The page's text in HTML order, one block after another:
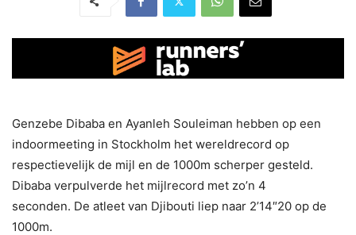
Genzebe Dibaba en Ayanleh Souleiman hebben op een
indoormeeting in Stockholm het wereldrecord op
respectievelijk de mijl en de 1000m scherper gesteld.
Dibaba verpulverde het mijlrecord met zo’n 4
seconden. De atleet van Djibouti liep naar 2’14″20 op de
1000m.